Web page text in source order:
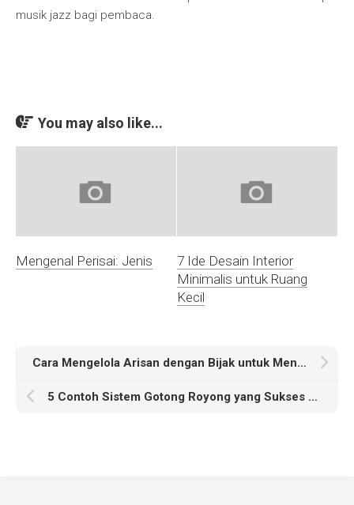
musik jazz bagi pembaca.
You may also like...
Mengenal Perisai: Jenis
7 Ide Desain Interior
Minimalis untuk Ruang
Kecil
Cara Mengelola Arisan dengan Bijak untuk Meningkatkan Kebersamaan
5 Contoh Sistem Gotong Royong yang Sukses di Berbagai Daerah